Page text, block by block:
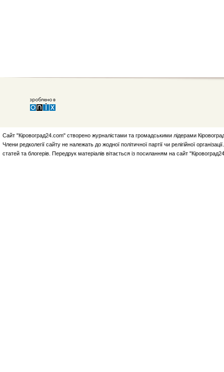
Сайт "Кіровоград24.com" створено журналістами та громадськими лідерами
Члени редколегії сайту не належать до жодної політичної партії чи релігійної
статей та блогерів. Передрук матеріалів вітається із посиланням на сайт